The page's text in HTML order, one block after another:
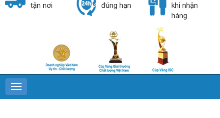
tận nơi
đúng hạn
khi nhận
hàng